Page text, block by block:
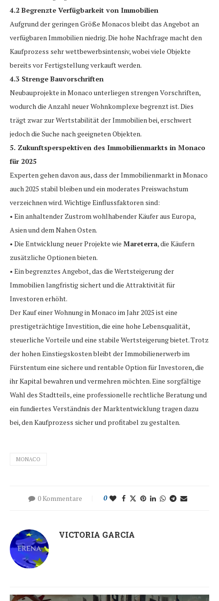
4.2 Begrenzte Verfügbarkeit von Immobilien
Aufgrund der geringen Größe Monacos bleibt das Angebot an
verfügbaren Immobilien niedrig. Die hohe Nachfrage macht den
Kaufprozess sehr wettbewerbsintensiv, wobei viele Objekte
bereits vor Fertigstellung verkauft werden.
4.3 Strenge Bauvorschriften
Neubauprojekte in Monaco unterliegen strengen Vorschriften,
wodurch die Anzahl neuer Wohnkomplexe begrenzt ist. Dies
trägt zwar zur Wertstabilität der Immobilien bei, erschwert
jedoch die Suche nach geeigneten Objekten.
5. Zukunftsperspektiven des Immobilienmarkts in Monaco
für 2025
Experten gehen davon aus, dass der Immobilienmarkt in Monaco
auch 2025 stabil bleiben und ein moderates Preiswachstum
verzeichnen wird. Wichtige Einflussfaktoren sind:
• Ein anhaltender Zustrom wohlhabender Käufer aus Europa,
Asien und dem Nahen Osten.
• Die Entwicklung neuer Projekte wie Mareterra, die Käufern
zusätzliche Optionen bieten.
• Ein begrenztes Angebot, das die Wertsteigerung der
Immobilien langfristig sichert und die Attraktivität für
Investoren erhöht.
Der Kauf einer Wohnung in Monaco im Jahr 2025 ist eine
prestigeträchtige Investition, die eine hohe Lebensqualität,
steuerliche Vorteile und eine stabile Wertsteigerung bietet. Trotz
der hohen Einstiegskosten bleibt der Immobilienerwerb im
Fürstentum eine sichere und rentable Option für Investoren, die
ihr Kapital bewahren und vermehren möchten. Eine sorgfältige
Wahl des Stadtteils, eine professionelle rechtliche Beratung und
ein fundiertes Verständnis der Marktentwicklung tragen dazu
bei, den Kaufprozess sicher und profitabel zu gestalten.
MONACO
0 Kommentare 0
VICTORIA GARCIA